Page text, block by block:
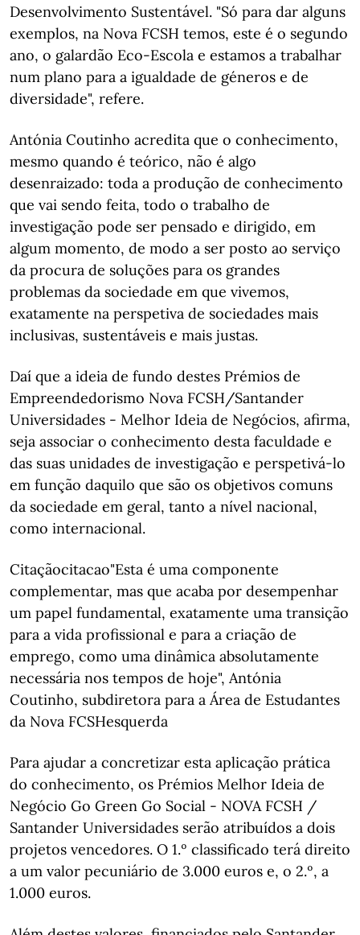
Desenvolvimento Sustentável. "Só para dar alguns
exemplos, na Nova FCSH temos, este é o segundo
ano, o galardão Eco-Escola e estamos a trabalhar
num plano para a igualdade de géneros e de
diversidade", refere.
Antónia Coutinho acredita que o conhecimento,
mesmo quando é teórico, não é algo
desenraizado: toda a produção de conhecimento
que vai sendo feita, todo o trabalho de
investigação pode ser pensado e dirigido, em
algum momento, de modo a ser posto ao serviço
da procura de soluções para os grandes
problemas da sociedade em que vivemos,
exatamente na perspetiva de sociedades mais
inclusivas, sustentáveis e mais justas.
Daí que a ideia de fundo destes Prémios de
Empreendedorismo Nova FCSH/Santander
Universidades - Melhor Ideia de Negócios, afirma,
seja associar o conhecimento desta faculdade e
das suas unidades de investigação e perspetivá-lo
em função daquilo que são os objetivos comuns
da sociedade em geral, tanto a nível nacional,
como internacional.
Citaçãocitacao"Esta é uma componente
complementar, mas que acaba por desempenhar
um papel fundamental, exatamente uma transição
para a vida profissional e para a criação de
emprego, como uma dinâmica absolutamente
necessária nos tempos de hoje", Antónia
Coutinho, subdiretora para a Área de Estudantes
da Nova FCSHesquerda
Para ajudar a concretizar esta aplicação prática
do conhecimento, os Prémios Melhor Ideia de
Negócio Go Green Go Social - NOVA FCSH /
Santander Universidades serão atribuídos a dois
projetos vencedores. O 1.º classificado terá direito
a um valor pecuniário de 3.000 euros e, o 2.º, a
1.000 euros.